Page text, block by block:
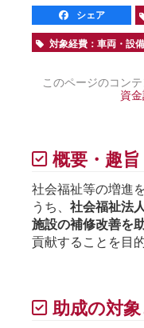
シェア
対象経費：車両・設
このページのコン
資
概要・趣旨
社会福祉等の増進
うち、 社会福祉法
施設の補修改善を助
貢献することを目
助成の対